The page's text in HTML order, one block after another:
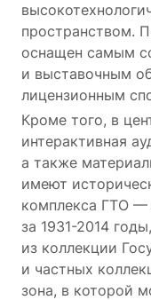
пространством.
оснащен самым
и выставочным
лицензионным
Кроме того, в
интерактивная
а также
имеют
комплекса ГТО —
за 1931-2014
из коллекции
и частных
зона, в которой